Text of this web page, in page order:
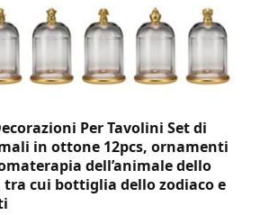
Per Tavolini Set di
in ottone 12pcs, ornamenti
dell’animale dello
tra cui bottiglia dello zodiaco e